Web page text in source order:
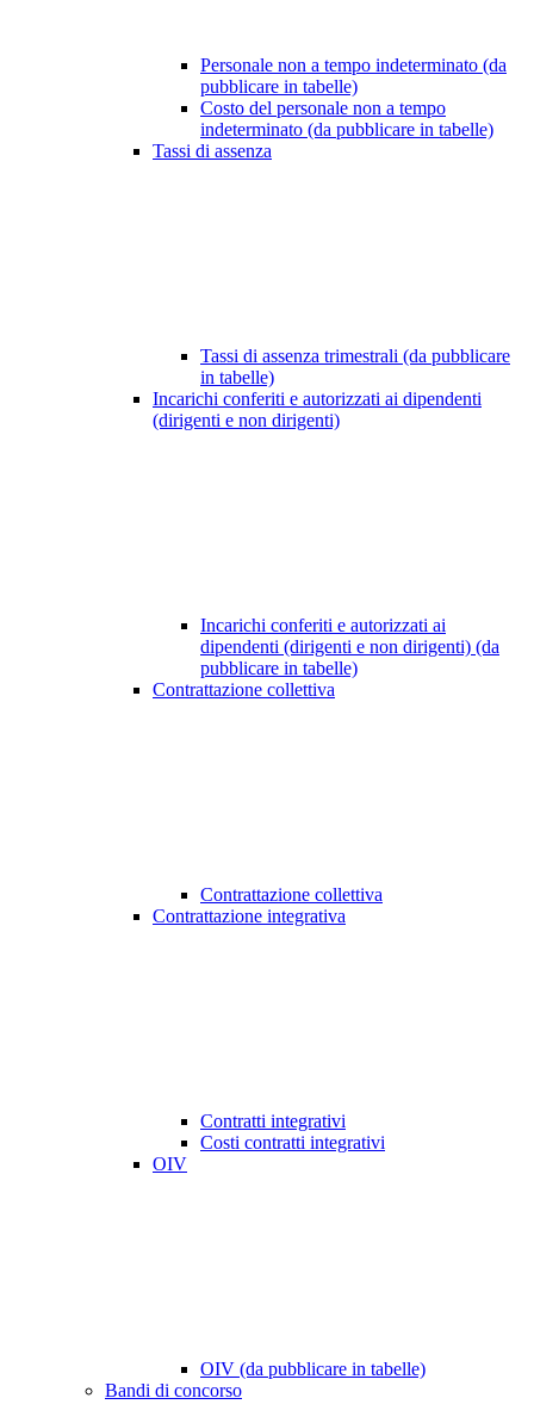
Personale non a tempo indeterminato (da
pubblicare in tabelle)
Costo del personale non a tempo
indeterminato (da pubblicare in tabelle)
Tassi di assenza
Tassi di assenza trimestrali (da pubblicare
in tabelle)
Incarichi conferiti e autorizzati ai dipendenti
(dirigenti e non dirigenti)
Incarichi conferiti e autorizzati ai
dipendenti (dirigenti e non dirigenti) (da
pubblicare in tabelle)
Contrattazione collettiva
Contrattazione collettiva
Contrattazione integrativa
Contratti integrativi
Costi contratti integrativi
OIV
OIV (da pubblicare in tabelle)
Bandi di concorso